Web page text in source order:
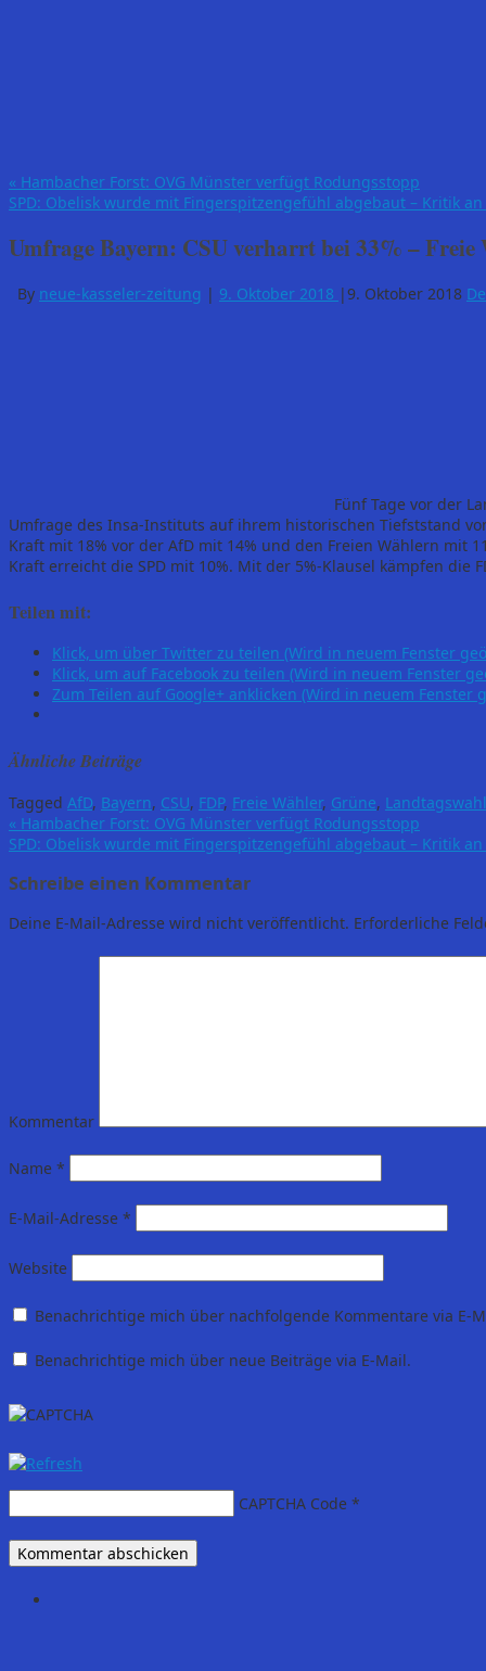
« Hambacher Forst: OVG Münster verfügt Rodungsstopp
SPD: Obelisk wurde mit Fingerspitzengefühl abgebaut – Kritik
Umfrage Bayern: CSU verharrt bei 33% – Freie
By neue-kasseler-zeitung | 9. Oktober 2018 |9. Oktober 2018
Fünf Tage vor der
Umfrage des Insa-Instituts auf ihrem historischen Tiefststand
Kraft mit 18% vor der AfD mit 14% und den Freien Wählern mit
Kraft erreicht die SPD mit 10%. Mit der 5%-Klausel kämpfen die
Teilen mit:
Klick, um über Twitter zu teilen (Wird in neuem Fenster
Klick, um auf Facebook zu teilen (Wird in neuem Fenster
Zum Teilen auf Google+ anklicken (Wird in neuem Fenster
Ähnliche Beiträge
Tagged AfD, Bayern, CSU, FDP, Freie Wähler, Grüne, Landtagswahl
« Hambacher Forst: OVG Münster verfügt Rodungsstopp
SPD: Obelisk wurde mit Fingerspitzengefühl abgebaut – Kritik
Schreibe einen Kommentar
Deine E-Mail-Adresse wird nicht veröffentlicht. Erforderliche
Kommentar
Name *
E-Mail-Adresse *
Website
Benachrichtige mich über nachfolgende Kommentare via E-
Benachrichtige mich über neue Beiträge via E-Mail.
CAPTCHA Code *